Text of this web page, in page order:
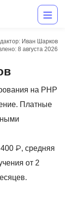
Иван Шарков
8 августа 2026
на PHP
Платные
₽, средняя
от 2